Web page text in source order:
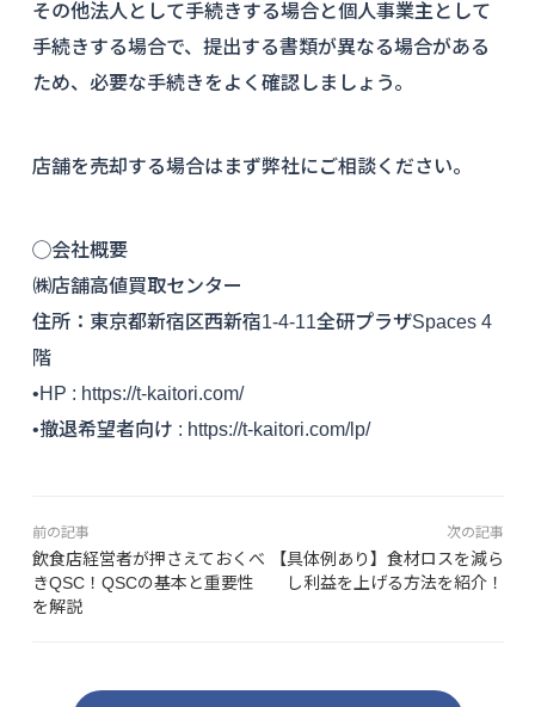
その他法人として手続きする場合と個人事業主として
手続きする場合で、提出する書類が異なる場合がある
ため、必要な手続きをよく確認しましょう。
店舗を売却する場合はまず弊社にご相談ください。
◯会社概要
㈱店舗高値買取センター
住所：東京都新宿区西新宿1-4-11全研プラザSpaces 4
階
•HP : https://t-kaitori.com/
•撤退希望者向け : https://t-kaitori.com/lp/
前の記事
飲食店経営者が押さえておくべ
きQSC！QSCの基本と重要性
を解説
次の記事
【具体例あり】食材ロスを減ら
し利益を上げる方法を紹介！